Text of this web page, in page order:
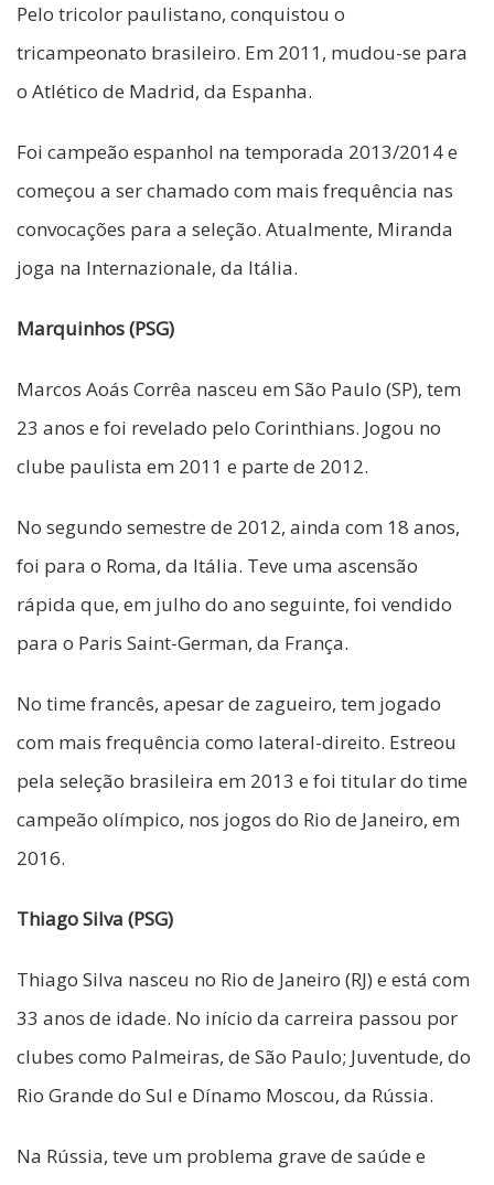
Pelo tricolor paulistano, conquistou o
tricampeonato brasileiro. Em 2011, mudou-se para
o Atlético de Madrid, da Espanha.
Foi campeão espanhol na temporada 2013/2014 e
começou a ser chamado com mais frequência nas
convocações para a seleção. Atualmente, Miranda
joga na Internazionale, da Itália.
Marquinhos (PSG)
Marcos Aoás Corrêa nasceu em São Paulo (SP), tem
23 anos e foi revelado pelo Corinthians. Jogou no
clube paulista em 2011 e parte de 2012.
No segundo semestre de 2012, ainda com 18 anos,
foi para o Roma, da Itália. Teve uma ascensão
rápida que, em julho do ano seguinte, foi vendido
para o Paris Saint-German, da França.
No time francês, apesar de zagueiro, tem jogado
com mais frequência como lateral-direito. Estreou
pela seleção brasileira em 2013 e foi titular do time
campeão olímpico, nos jogos do Rio de Janeiro, em
2016.
Thiago Silva (PSG)
Thiago Silva nasceu no Rio de Janeiro (RJ) e está com
33 anos de idade. No início da carreira passou por
clubes como Palmeiras, de São Paulo; Juventude, do
Rio Grande do Sul e Dínamo Moscou, da Rússia.
Na Rússia, teve um problema grave de saúde e